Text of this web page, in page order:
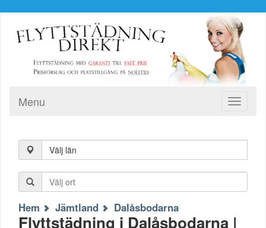
Toggle
Menu
Välj län
Hem Jämtland Dalåsbodarna
Flyttstädning i Dalåsbodarna |